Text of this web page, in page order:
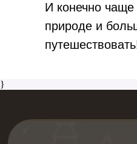
И конечно чаще
природе и
}